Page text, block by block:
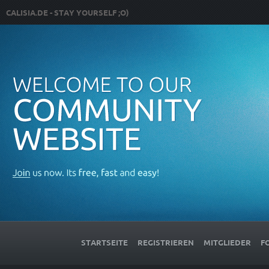
CALISIA.DE - STAY YOURSELF ;O)
STARTSEITE REGISTRIEREN MITGLIEDER